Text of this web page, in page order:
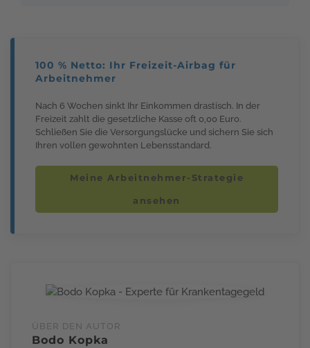
100 % Netto: Ihr Freizeit-Airbag für
Arbeitnehmer
Nach 6 Wochen sinkt Ihr Einkommen drastisch. In der
Freizeit zahlt die gesetzliche Kasse oft 0,00 Euro.
Schließen Sie die Versorgungslücke und sichern Sie sich
Ihren vollen gewohnten Lebensstandard.
Meine Arbeitnehmer-Strategie
ansehen
ÜBER DEN AUTOR
Bodo Kopka